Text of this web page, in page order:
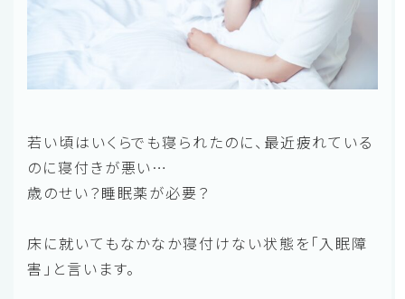
若い頃はいくらでも寝られたのに、最近疲れている
のに寝付きが悪い…
歳のせい？睡眠薬が必要？
床に就いてもなかなか寝付けない状態を「入眠障
害」と言います。